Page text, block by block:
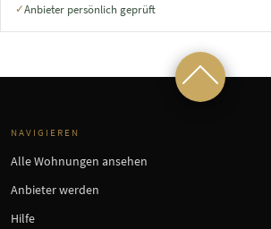
✓Anbieter persönlich geprüft
NAVIGIEREN
Alle Wohnungen ansehen
Anbieter werden
Hilfe